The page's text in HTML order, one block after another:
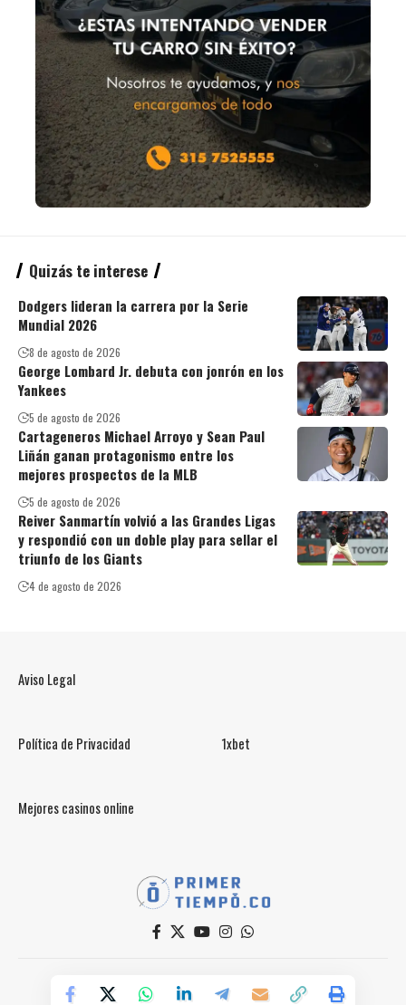
Quizás te interese
Dodgers lideran la carrera por la Serie
Mundial 2026
8 de agosto de 2026
George Lombard Jr. debuta con jonrón en los
Yankees
5 de agosto de 2026
Cartageneros Michael Arroyo y Sean Paul
Liñán ganan protagonismo entre los
mejores prospectos de la MLB
5 de agosto de 2026
Reiver Sanmartín volvió a las Grandes Ligas
y respondió con un doble play para sellar el
triunfo de los Giants
4 de agosto de 2026
Aviso Legal
Política de Privacidad 1xbet
Mejores casinos online
Powered by Primer Tiempo Deportes SAS